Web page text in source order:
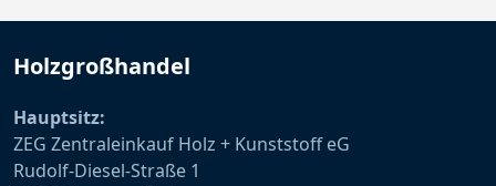
Holzgroßhandel
Hauptsitz:
ZEG Zentraleinkauf Holz + Kunststoff eG
Rudolf-Diesel-Straße 1